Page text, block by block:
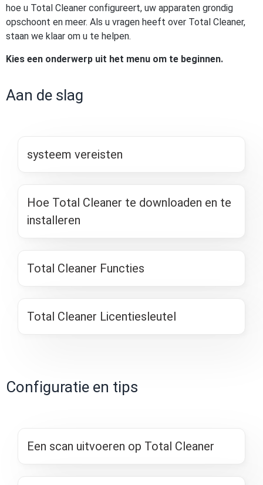
hoe u Total Cleaner configureert, uw apparaten grondig
opschoont en meer. Als u vragen heeft over Total Cleaner,
staan we klaar om u te helpen.
Kies een onderwerp uit het menu om te beginnen.
Aan de slag
systeem vereisten
Hoe Total Cleaner te downloaden en te
installeren
Total Cleaner Functies
Total Cleaner Licentiesleutel
Configuratie en tips
Een scan uitvoeren op Total Cleaner